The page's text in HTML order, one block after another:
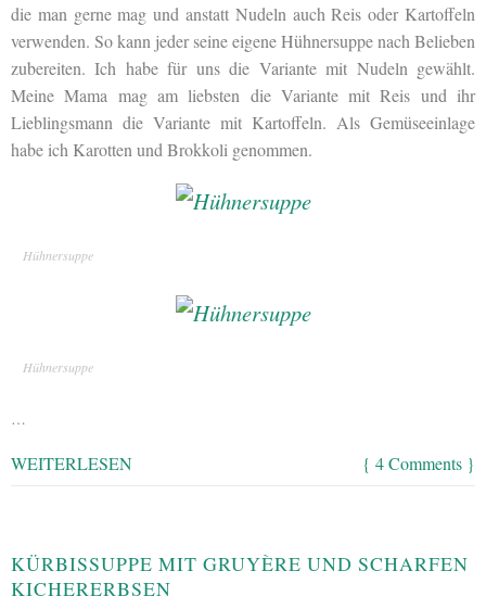
die man gerne mag und anstatt Nudeln auch Reis oder Kartoffeln
verwenden. So kann jeder seine eigene Hühnersuppe nach Belieben
zubereiten. Ich habe für uns die Variante mit Nudeln gewählt.
Meine Mama mag am liebsten die Variante mit Reis und ihr
Lieblingsmann die Variante mit Kartoffeln. Als Gemüseeinlage
habe ich Karotten und Brokkoli genommen.
Hühnersuppe
Hühnersuppe
…
WEITERLESEN { 4 Comments }
KÜRBISSUPPE MIT GRUYÈRE UND SCHARFEN
KICHERERBSEN